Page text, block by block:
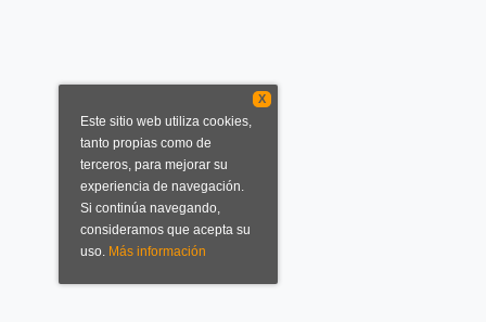
X
Este sitio web utiliza cookies,
tanto propias como de
terceros, para mejorar su
experiencia de navegación.
Si continúa navegando,
consideramos que acepta su
uso. Más información